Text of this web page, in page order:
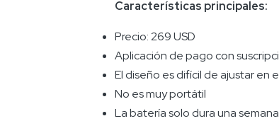
Características principales:
Precio: 269 USD
Aplicación de pago con
El diseño es difícil de ajustar en
No es muy portátil
La batería solo dura una semana